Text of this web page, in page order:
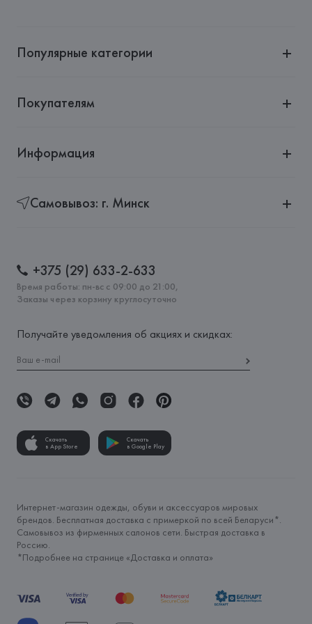
Популярные категории
Покупателям
Информация
Самовывоз: г. Минск
+375 (29) 633-2-633
Время работы: пн-вс с 09:00 до 21:00,
Заказы через корзину круглосуточно
Получайте уведомления об акциях и скидках:
Скачать
в App Store
Скачать
в Google Play
Интернет-магазин одежды, обуви и аксессуаров мировых
брендов. Бесплатная доставка с примеркой по всей Беларуси*.
Самовывоз из фирменных салонов сети. Быстрая доставка в
Россию.
*Подробнее на странице «Доставка и оплата»